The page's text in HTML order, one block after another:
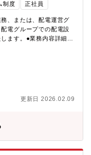
制度 正社員
、または、配電運営グ
電グループでの配電設
ます。●業務内容詳細＜
利用のために借用して
よる工事の管理・検査
数の配電設備に対する保
管理○取引用計器の管理○
定します。配電設備の
残業：月平均20時間※
す。●配属組織のミッシ
２０２０年４月、送配
分社して誕生しまし
更新日 2026.02.09